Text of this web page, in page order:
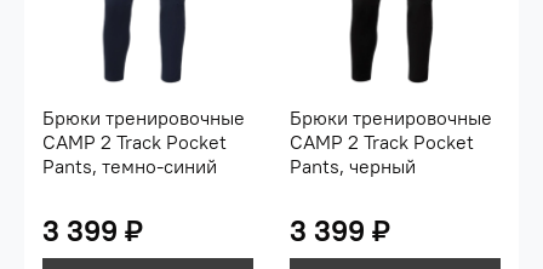
Брюки тренировочные
CAMP 2 Track Pocket
Pants, темно-синий
3 399 ₽
Брюки тренировочные
CAMP 2 Track Pocket
Pants, черный
3 399 ₽